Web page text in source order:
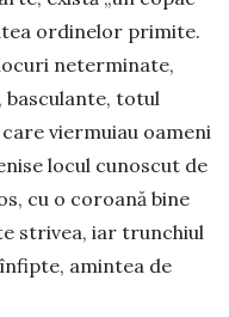
ordinelor primite.
neterminate,
bas­culante, totul
viermuiau oa­meni
locul cunoscut de
cu o coroană bine
strivea, iar trun­chiul
amintea de